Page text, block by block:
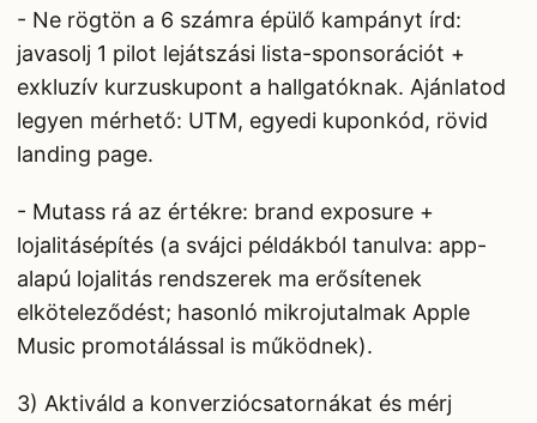
- Ne rögtön a 6 számra épülő kampányt írd:
javasolj 1 pilot lejátszási lista-sponsorációt +
exkluzív kurzuskupont a hallgatóknak. Ajánlatod
legyen mérhető: UTM, egyedi kuponkód, rövid
landing page.
- Mutass rá az értékre: brand exposure +
lojalitásépítés (a svájci példákból tanulva: app-
alapú lojalitás rendszerek ma erősítenek
elköteleződést; hasonló mikrojutalmak Apple
Music promotálással is működnek).
3) Aktiváld a konverziócsatornákat és mérj